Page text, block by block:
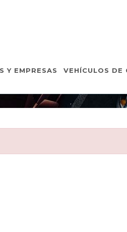
Y EMPRESAS VEHÍCULOS DE
OCASIÓN